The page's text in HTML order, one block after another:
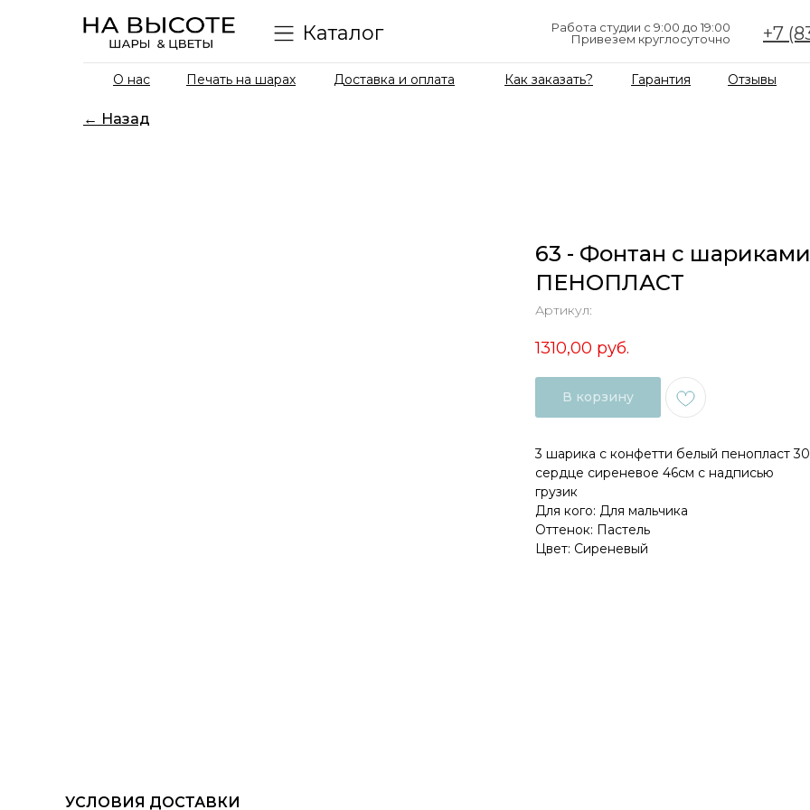
+7
Работа студии с 9:00 до 19:00
Привезем круглосуточно
Каталог
Доставка и оплата Как заказать? Гарантия Отзывы
Печать на шарах
О нас
← Назад
63 - Фонтан с шариками
ПЕНОПЛАСТ
Артикул:
1310,00 руб.
В корзину
3 шарика с конфетти белый пенопласт
сердце сиреневое 46см с надписью
грузик
Для кого: Для мальчика
Оттенок: Пастель
Цвет: Сиреневый
УСЛОВИЯ ДОСТАВКИ